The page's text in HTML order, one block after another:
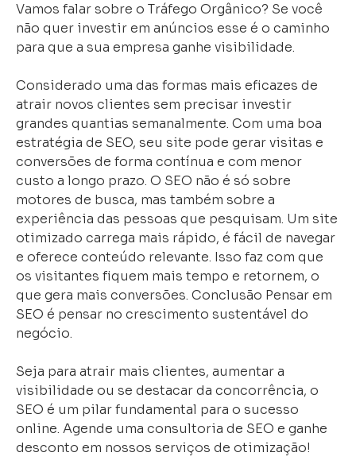
Vamos falar sobre o Tráfego Orgânico? Se você
não quer investir em anúncios esse é o caminho
para que a sua empresa ganhe visibilidade.
Considerado uma das formas mais eficazes de
atrair novos clientes sem precisar investir
grandes quantias semanalmente. Com uma boa
estratégia de SEO, seu site pode gerar visitas e
conversões de forma contínua e com menor
custo a longo prazo. O SEO não é só sobre
motores de busca, mas também sobre a
experiência das pessoas que pesquisam. Um site
otimizado carrega mais rápido, é fácil de navegar
e oferece conteúdo relevante. Isso faz com que
os visitantes fiquem mais tempo e retornem, o
que gera mais conversões. Conclusão Pensar em
SEO é pensar no crescimento sustentável do
negócio.
Seja para atrair mais clientes, aumentar a
visibilidade ou se destacar da concorrência, o
SEO é um pilar fundamental para o sucesso
online. Agende uma consultoria de SEO e ganhe
desconto em nossos serviços de otimização!